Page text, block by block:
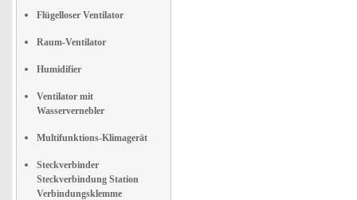
Flügelloser Ventilator
Raum-Ventilator
Humidifier
Ventilator mit
Wasservernebler
Multifunktions-Klimagerät
Steckverbinder
Steckverbindung Station
Verbindungsklemme